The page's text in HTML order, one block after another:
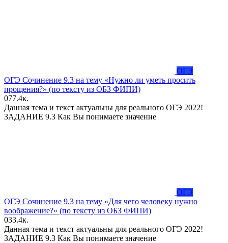
ОГЭ
ОГЭ Сочинение 9.3 на тему «Нужно ли уметь просить
прощения?» (по тексту из ОБЗ ФИПИ)
077.4к.
Данная тема и текст актуальны для реального ОГЭ 2022!
ЗАДАНИЕ 9.3 Как Вы понимаете значение
ОГЭ
ОГЭ Сочинение 9.3 на тему «Для чего человеку нужно
воображение?» (по тексту из ОБЗ ФИПИ)
033.4к.
Данная тема и текст актуальны для реального ОГЭ 2022!
ЗАДАНИЕ 9.3 Как Вы понимаете значение